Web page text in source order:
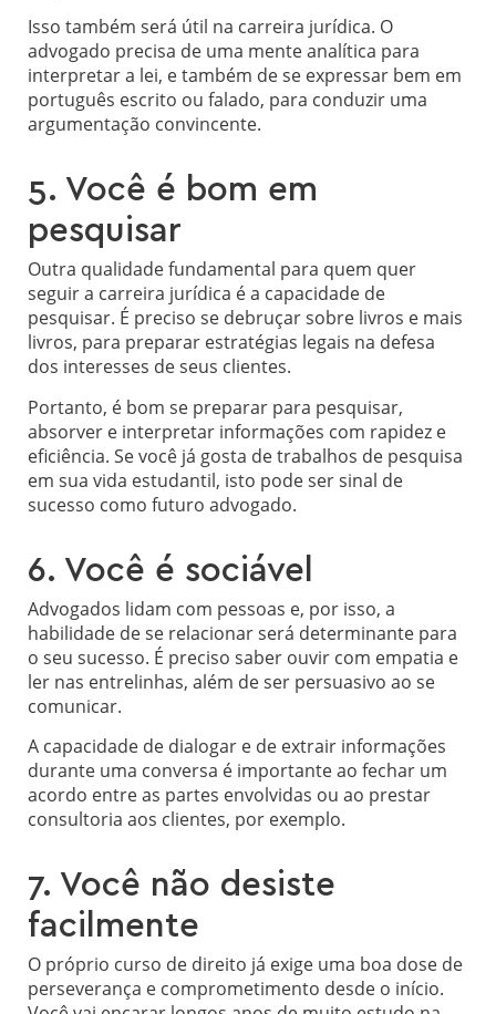
Isso também será útil na carreira jurídica. O
advogado precisa de uma mente analítica para
interpretar a lei, e também de se expressar bem em
português escrito ou falado, para conduzir uma
argumentação convincente.
5. Você é bom em
pesquisar
Outra qualidade fundamental para quem quer
seguir a carreira jurídica é a capacidade de
pesquisar. É preciso se debruçar sobre livros e mais
livros, para preparar estratégias legais na defesa
dos interesses de seus clientes.
Portanto, é bom se preparar para pesquisar,
absorver e interpretar informações com rapidez e
eficiência. Se você já gosta de trabalhos de pesquisa
em sua vida estudantil, isto pode ser sinal de
sucesso como futuro advogado.
6. Você é sociável
Advogados lidam com pessoas e, por isso, a
habilidade de se relacionar será determinante para
o seu sucesso. É preciso saber ouvir com empatia e
ler nas entrelinhas, além de ser persuasivo ao se
comunicar.
A capacidade de dialogar e de extrair informações
durante uma conversa é importante ao fechar um
acordo entre as partes envolvidas ou ao prestar
consultoria aos clientes, por exemplo.
7. Você não desiste
facilmente
O próprio curso de direito já exige uma boa dose de
perseverança e comprometimento desde o início.